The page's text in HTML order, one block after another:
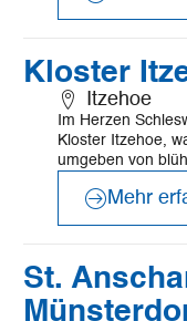
Kloster
Itzehoe
Im Herzen
Kloster Itzehoe,
umgeben von
Mehr
erfahren
Mehr
St.
Mehr
erfahren